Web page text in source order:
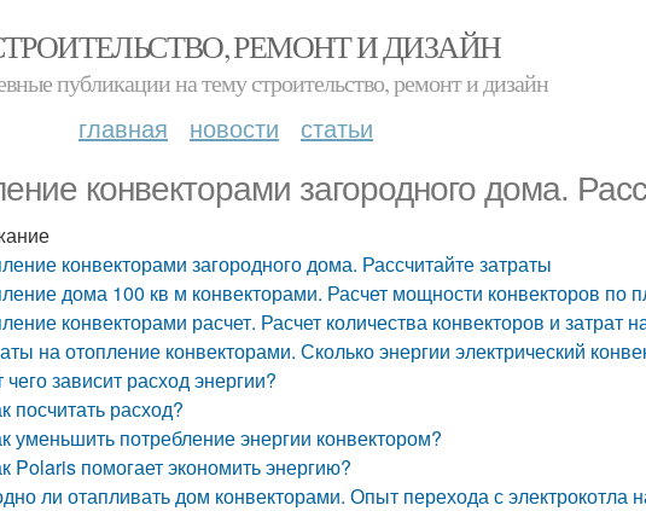
РЕМОНТ И ДИЗАЙН
публикации на тему строительство, ремонт и дизайн
главная новости статьи
конвекторами загородного дома.
конвекторами загородного дома. Рассчитайте затраты
дома 100 кв м конвекторами. Расчет мощности конвекторов по
конвекторами расчет. Расчет количества конвекторов и затрат
на отопление конвекторами. Сколько энергии электрический
чего зависит расход энергии?
посчитать расход?
уменьшить потребление энергии конвектором?
Polaris помогает экономить энергию?
ли отапливать дом конвекторами. Опыт перехода с электрокотла